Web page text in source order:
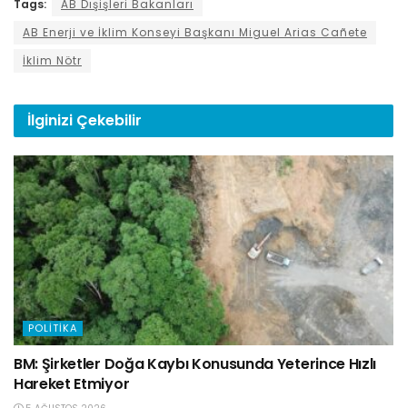
Tags:
AB Dışişleri Bakanları
AB Enerji ve İklim Konseyi Başkanı Miguel Arias Cañete
İklim Nötr
İlginizi Çekebilir
POLITIKA
BM: Şirketler Doğa Kaybı Konusunda Yeterince Hızlı
Hareket Etmiyor